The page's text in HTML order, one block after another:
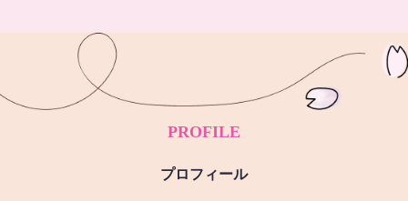
PROFILE
プロフィール